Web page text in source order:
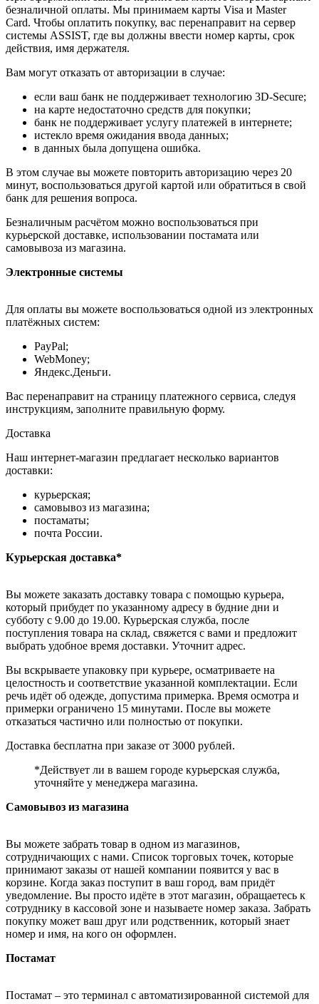
безналичной оплаты. Мы принимаем карты Visa и Master
Card. Чтобы оплатить покупку, вас перенаправит на сервер
системы ASSIST, где вы должны ввести номер карты, срок
действия, имя держателя.
Вам могут отказать от авторизации в случае:
если ваш банк не поддерживает технологию 3D-Secure;
на карте недостаточно средств для покупки;
банк не поддерживает услугу платежей в интернете;
истекло время ожидания ввода данных;
в данных была допущена ошибка.
В этом случае вы можете повторить авторизацию через 20
минут, воспользоваться другой картой или обратиться в свой
банк для решения вопроса.
Безналичным расчётом можно воспользоваться при
курьерской доставке, использовании постамата или
самовывоза из магазина.
Электронные системы
Для оплаты вы можете воспользоваться одной из электронных
платёжных систем:
PayPal;
WebMoney;
Яндекс.Деньги.
Вас перенаправит на страницу платежного сервиса, следуя
инструкциям, заполните правильную форму.
Доставка
Наш интернет-магазин предлагает несколько вариантов
доставки:
курьерская;
самовывоз из магазина;
постаматы;
почта России.
Курьерская доставка*
Вы можете заказать доставку товара с помощью курьера,
который прибудет по указанному адресу в будние дни и
субботу с 9.00 до 19.00. Курьерская служба, после
поступления товара на склад, свяжется с вами и предложит
выбрать удобное время доставки. Уточнит адрес.
Вы вскрываете упаковку при курьере, осматриваете на
целостность и соответствие указанной комплектации. Если
речь идёт об одежде, допустима примерка. Время осмотра и
примерки ограничено 15 минутами. После вы можете
отказаться частично или полностью от покупки.
Доставка бесплатна при заказе от 3000 рублей.
*Действует ли в вашем городе курьерская служба,
уточняйте у менеджера магазина.
Самовывоз из магазина
Вы можете забрать товар в одном из магазинов,
сотрудничающих с нами. Список торговых точек, которые
принимают заказы от нашей компании появится у вас в
корзине. Когда заказ поступит в ваш город, вам придёт
уведомление. Вы просто идёте в этот магазин, обращаетесь к
сотруднику в кассовой зоне и называете номер заказа. Забрать
покупку может ваш друг или родственник, который знает
номер и имя, на кого он оформлен.
Постамат
Постамат – это терминал с автоматизированной системой для